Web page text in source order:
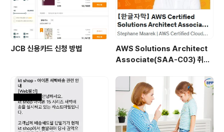
JCB 신용카드 신청 방법
AWS Solutions Architect
Associate(SAA-C03) 취득